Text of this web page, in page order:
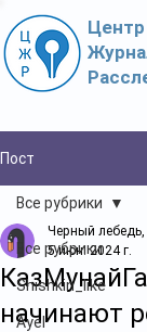
Центр
Пост
Все рубрики
Shishkin_like
Ayel
Все рубрики
начинают
Черный
5 июн. 2024 г.